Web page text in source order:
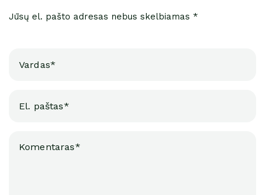
Jūsų el. pašto adresas nebus skelbiamas *